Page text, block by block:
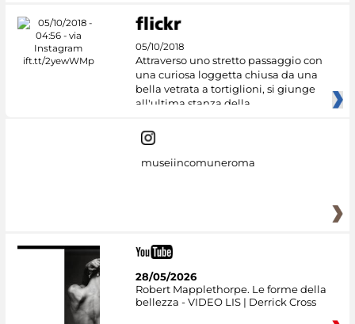
05/10/2018
Attraverso uno stretto passaggio con
una curiosa loggetta chiusa da una
bella vetrata a tortiglioni, si giunge
all'ultima stanza della
museiincomuneroma
28/05/2026
Robert Mapplethorpe. Le forme della
bellezza - VIDEO LIS | Derrick Cross